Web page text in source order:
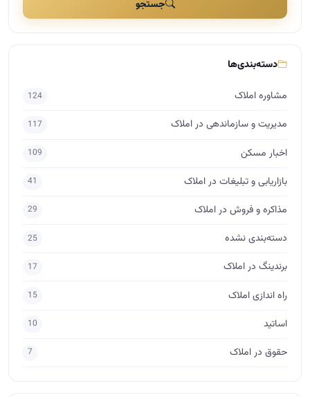
جستجو
دسته‌بندی‌ها
مشاوره املاک 124
مدیریت و سازماندهی در املاک 117
اخبار مسکن 109
بازاریابی و تبلیغات در املاک 41
مذاکره و فروش در املاک 29
دسته‌بندی نشده 25
برندینگ در املاک 17
راه اندازی املاک 15
اساتید 10
حقوق در املاک 7